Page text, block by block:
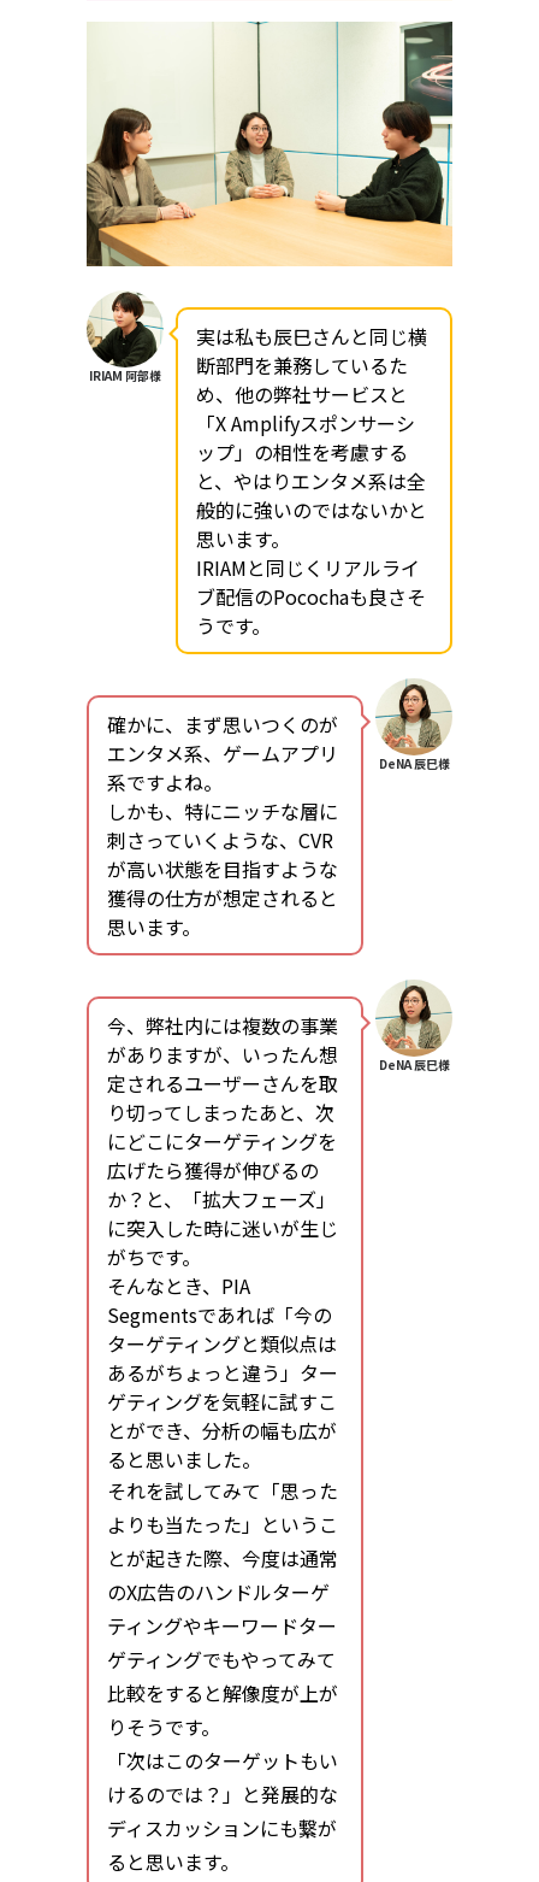
IRIAM 阿部様
実は私も辰巳さんと同じ横
断部門を兼務しているた
め、他の弊社サービスと
「X Amplifyスポンサーシ
ップ」の相性を考慮する
と、やはりエンタメ系は全
般的に強いのではないかと
思います。
IRIAMと同じくリアルライ
ブ配信のPocochaも良さそ
うです。
確かに、まず思いつくのが
エンタメ系、ゲームアプリ
系ですよね。
しかも、特にニッチな層に
刺さっていくような、CVR
が高い状態を目指すような
獲得の仕方が想定されると
思います。
DeNA 辰巳様
今、弊社内には複数の事業
がありますが、いったん想
定されるユーザーさんを取
り切ってしまったあと、次
にどこにターゲティングを
広げたら獲得が伸びるの
か？と、「拡大フェーズ」
に突入した時に迷いが生じ
がちです。
そんなとき、PIA
Segmentsであれば「今の
ターゲティングと類似点は
あるがちょっと違う」ター
ゲティングを気軽に試すこ
とができ、分析の幅も広が
ると思いました。
それを試してみて「思った
よりも当たった」というこ
とが起きた際、今度は通常
のX広告のハンドルターゲ
ティングやキーワードター
ゲティングでもやってみて
比較をすると解像度が上が
りそうです。
「次はこのターゲットもい
けるのでは？」と発展的な
ディスカッションにも繋が
ると思います。
DeNA 辰巳様